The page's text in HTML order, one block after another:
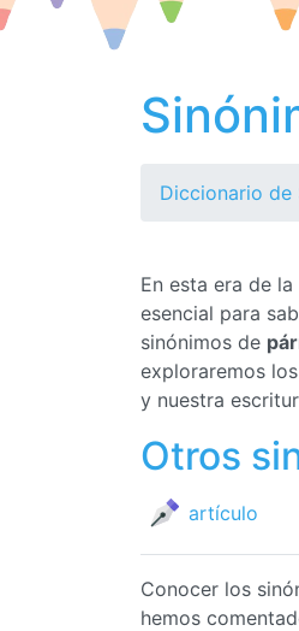
Diccionario de
En esta era de
esencial para
sinónimos de
exploraremos
y nuestra
Otros
artículo
Conocer los
hemos